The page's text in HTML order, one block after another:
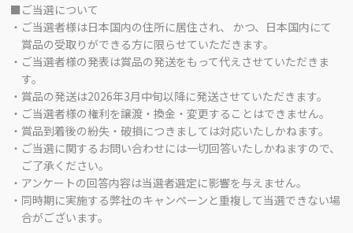
■ご当選について
・ご当選者様は日本国内の住所に居住され、 かつ、日本国内にて
賞品の受取りができる方に限らせていただきます。
・ご当選者様の発表は賞品の発送をもって代えさせていただきま
す。
・賞品の発送は2026年3月中旬以降に発送させていただきます。
・ご当選者様の権利を譲渡・換金・変更することはできません。
・賞品到着後の紛失・破損につきましては対応いたしかねます。
・ご当選に関するお問い合わせには一切回答いたしかねますので、
ご了承ください。
・アンケートの回答内容は当選者選定に影響を与えません。
・同時期に実施する弊社のキャンペーンと重複して当選できない場
合がございます。